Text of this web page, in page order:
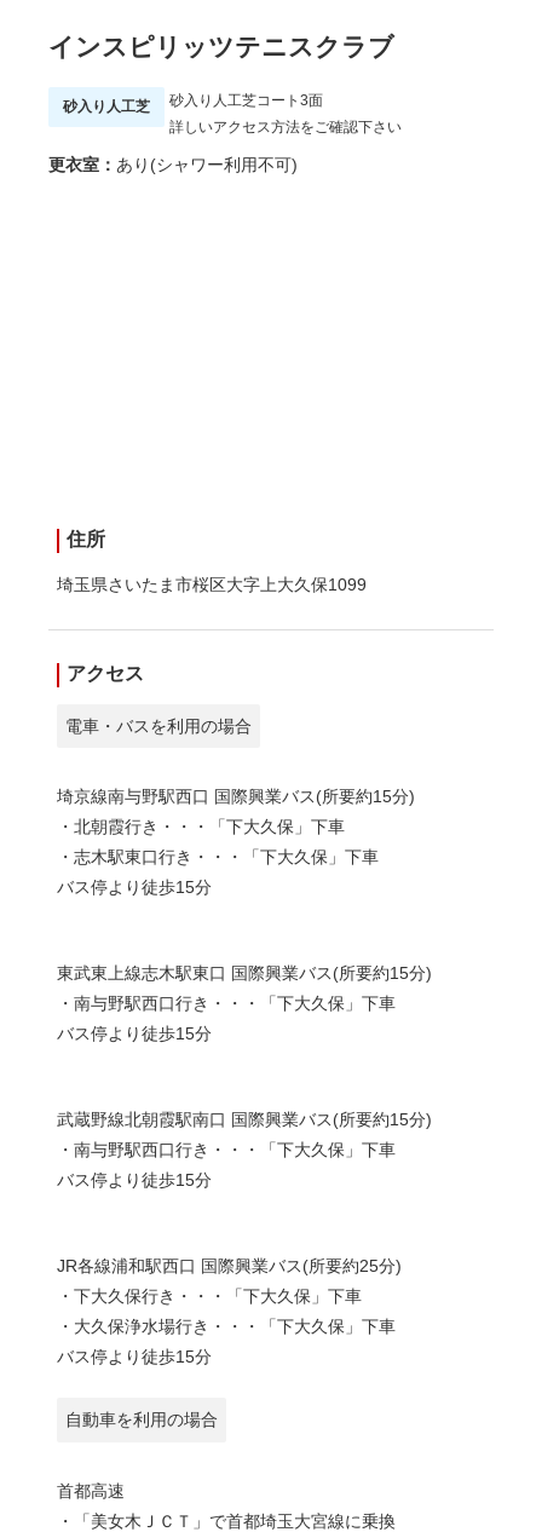
インスピリッツテニスクラブ
砂入り人工芝
砂入り人工芝コート3面
詳しいアクセス方法をご確認下さい
更衣室： あり(シャワー利用不可)
住所
埼玉県さいたま市桜区大字上大久保1099
アクセス
電車・バスを利用の場合
埼京線南与野駅西口 国際興業バス(所要約15分)
・北朝霞行き・・・「下大久保」下車
・志木駅東口行き・・・「下大久保」下車
バス停より徒歩15分
東武東上線志木駅東口 国際興業バス(所要約15分)
・南与野駅西口行き・・・「下大久保」下車
バス停より徒歩15分
武蔵野線北朝霞駅南口 国際興業バス(所要約15分)
・南与野駅西口行き・・・「下大久保」下車
バス停より徒歩15分
JR各線浦和駅西口 国際興業バス(所要約25分)
・下大久保行き・・・「下大久保」下車
・大久保浄水場行き・・・「下大久保」下車
バス停より徒歩15分
自動車を利用の場合
首都高速
・「美女木ＪＣＴ」で首都埼玉大宮線に乗換